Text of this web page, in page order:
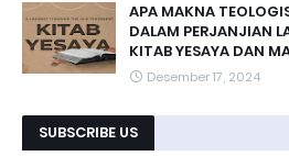
APA MAKNA
DALAM PERJANJIAN
KITAB YESAYA DAN
Desember 17, 2024
SUBSCRIBE US